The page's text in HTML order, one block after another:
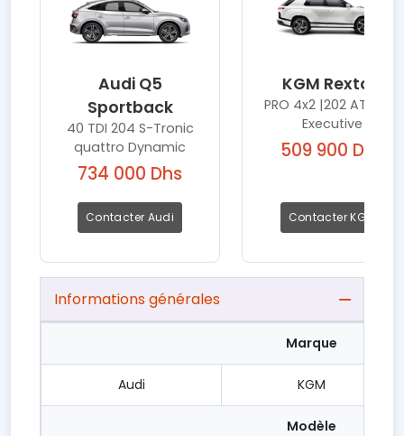
Audi Q5
Sportback
40 TDI 204 S-Tronic
quattro Dynamic
734 000 Dhs
Contacter Audi
KGM Rexton
PRO 4x2 |202 AT 2WD
Executive
509 900 Dhs
Contacter KGM
Informations générales
Marque
Audi KGM
Modèle